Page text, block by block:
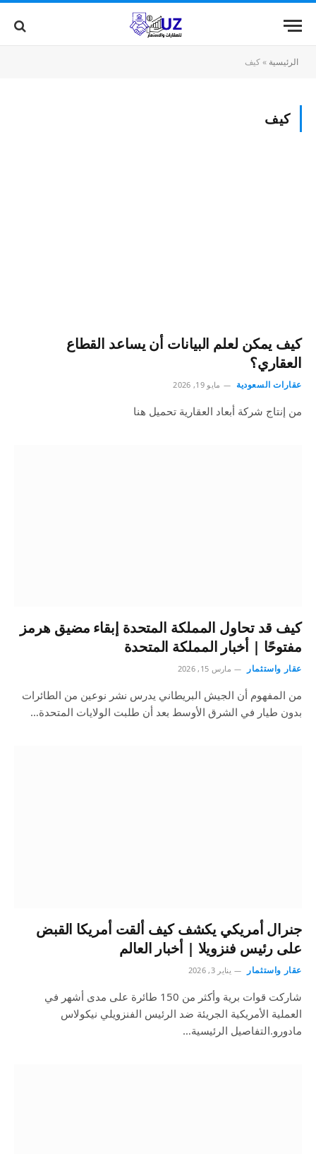
الرئيسية »كيف
كيف
كيف يمكن لعلم البيانات أن يساعد القطاع
العقاري؟
عقارات السعودية مايو 19, 2026
من إنتاج شركة أبعاد العقارية تحميل هنا
كيف قد تحاول المملكة المتحدة إبقاء مضيق هرمز
مفتوحًا | أخبار المملكة المتحدة
عقار واستثمار مارس 15, 2026
من المفهوم أن الجيش البريطاني يدرس نشر نوعين من الطائرات
بدون طيار في الشرق الأوسط بعد أن طلبت الولايات المتحدة…
جنرال أمريكي يكشف كيف ألقت أمريكا القبض
على رئيس فنزويلا | أخبار العالم
عقار واستثمار يناير 3, 2026
شاركت قوات برية وأكثر من 150 طائرة على مدى أشهر في
العملية الأمريكية الجريئة ضد الرئيس الفنزويلي نيكولاس
مادورو.التفاصيل الرئيسية…